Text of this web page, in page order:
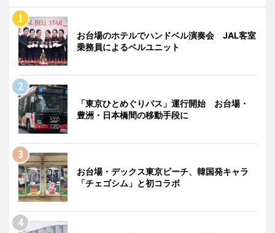
お台場のホテルでハンドベル演奏会 JAL客室
乗務員によるベルユニット
「東京ひとめぐりバス」運行開始 お台場・
豊洲・日本橋間の移動手段に
お台場・デックス東京ビーチ、韓国発キャラ
「チェゴシム」と初コラボ